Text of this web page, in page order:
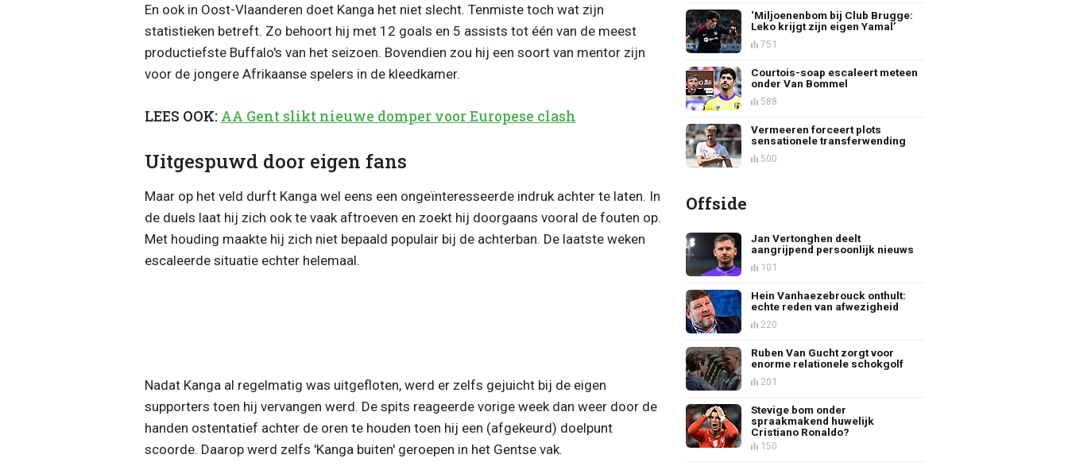
En ook in Oost-Vlaanderen doet Kanga het niet slecht. Tenmiste toch wat zijn
statistieken betreft. Zo behoort hij met 12 goals en 5 assists tot één van de meest
productiefste Buffalo's van het seizoen. Bovendien zou hij een soort van mentor zijn
voor de jongere Afrikaanse spelers in de kleedkamer.
LEES OOK: AA Gent slikt nieuwe domper voor Europese clash
Uitgespuwd door eigen fans
Maar op het veld durft Kanga wel eens een ongeïnteresseerde indruk achter te laten. In
de duels laat hij zich ook te vaak aftroeven en zoekt hij doorgaans vooral de fouten op.
Met houding maakte hij zich niet bepaald populair bij de achterban. De laatste weken
escaleerde situatie echter helemaal.
Nadat Kanga al regelmatig was uitgefloten, werd er zelfs gejuicht bij de eigen
supporters toen hij vervangen werd. De spits reageerde vorige week dan weer door de
handen ostentatief achter de oren te houden toen hij een (afgekeurd) doelpunt
scoorde. Daarop werd zelfs 'Kanga buiten' geroepen in het Gentse vak.
‘Miljoenenbom bij Club Brugge:
Leko krijgt zijn eigen Yamal’
751
Courtois-soap escaleert meteen
onder Van Bommel
588
Vermeeren forceert plots
sensationele transferwending
500
Offside
Jan Vertonghen deelt
aangrijpend persoonlijk nieuws
101
Hein Vanhaezebrouck onthult:
echte reden van afwezigheid
220
Ruben Van Gucht zorgt voor
enorme relationele schokgolf
201
Stevige bom onder
spraakmakend huwelijk
Cristiano Ronaldo?
150